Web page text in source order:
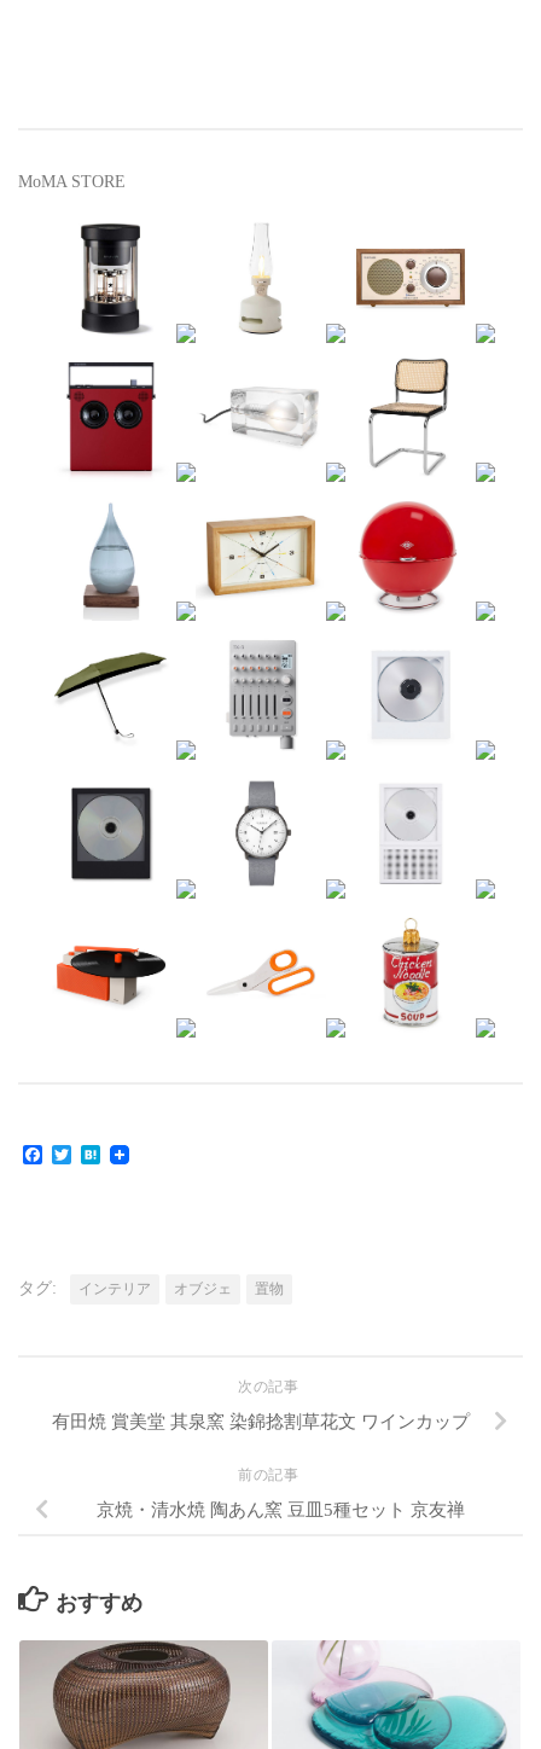
MoMA STORE
Facebook
TwitterHatena
タグ: インテリア オブジェ 置物
次の記事
有田焼 賞美堂 其泉窯 染錦捻割草花文 ワインカップ
前の記事
京焼・清水焼 陶あん窯 豆皿5種セット 京友禅
おすすめ